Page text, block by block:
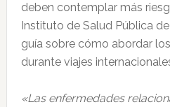
deben contemplar más
Instituto de Salud Pública
guía sobre cómo abordar
durante viajes
«Las enfermedades